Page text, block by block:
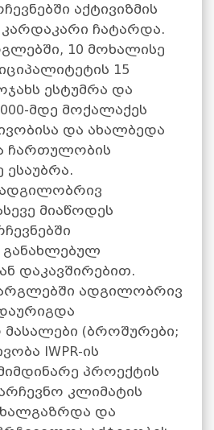
აქტივიზმის
ჩატარდა.
10 მოხალისე
15
ესტუმრა და
მდე მოქალაქეს
და ახალბედა
ჩართულობის
ესაუბრა.
ადგილობრივ
მიაწოდეს
განახლებულ
დაკავშირებით.
ადგილობრივ
(ბროშურები;
IWPR-ის
პროექტის
კლიმატის
და